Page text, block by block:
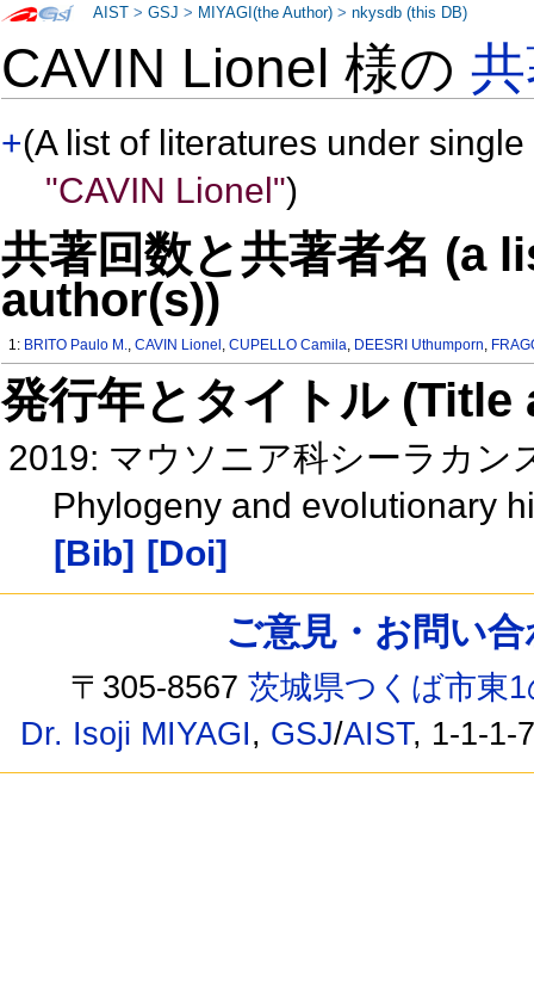
CAVIN Lionel 様の
+(A list of literatures under
"CAVIN Lionel")
共著回数と共著者名 (a
author(s))
1: BRITO Paulo M.,CAVIN Lionel ,CUPELLO Camila, DEESRI Uthumporn,
発行年とタイトル
2019: マウソニア科シーラカン
Phylogeny and evolutionary
[Bib] [Doi]
AIST >GSJ > MIYAGI(the Author) >nkysdb (this DB)
ご意見・お問い
〒305-8567茨城県つくば市東
Dr. Isoji MIYAGI, GSJ/AIST, 1-1-1-